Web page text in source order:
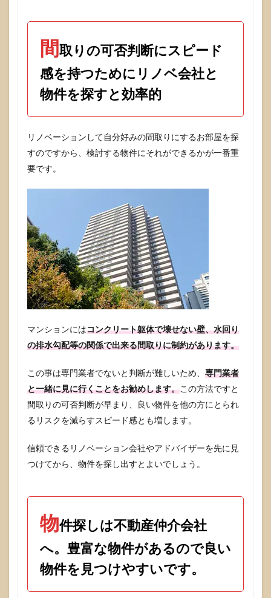
め、
め、
仕様
決
め！
楽し
くて
な
リノ
ベー
いよ
いよ
お引
越し
で
す。
9
様に
を正
踏ん
成し
たお
いで
で、
感は
す。
10
業者
のリ
ノベ
ーシ
間取りの可否判断にスピード
感を持つためにリノベ会社と
物件を探すと効率的
リノベーションして自分好みの間取りにするお部屋を探
すのですから、検討する物件にそれができるかが一番重
要です。
マンションにはコンクリート躯体で壊せない壁、水回り
の排水勾配等の関係で出来る間取りに制約があります。
この事は専門業者でないと判断が難しいため、 専門業者
と一緒に見に行くことをお勧めします。この方法ですと
間取りの可否判断が早まり、良い物件を他の方にとられ
るリスクを減らすスピード感とも増します。
信頼できるリノベーション会社やアドバイザーを先に見
つけてから、物件を探し出すとよいでしょう。
物件探しは不動産仲介会社
へ。豊富な物件があるので良い
物件を見つけやすいです。